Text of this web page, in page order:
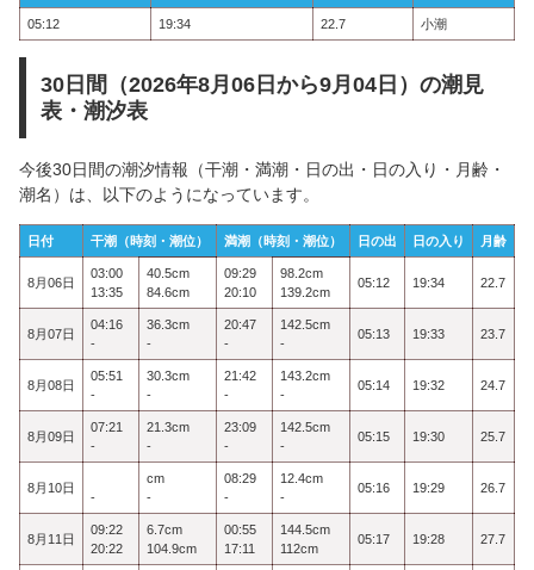
05:12 19:34 22.7 小潮
30日間（2026年8月06日から9月04日）の潮見
表・潮汐表
今後30日間の潮汐情報（干潮・満潮・日の出・日の入り・月齢・
潮名）は、以下のようになっています。
日付 干潮（時刻・潮位） 満潮（時刻・潮位） 日の出 日の入り 月齢
8月06日
03:00
13:35
40.5cm
84.6cm
09:29
20:10
98.2cm
139.2cm
05:12 19:34 22.7
8月07日
04:16
-
36.3cm
-
20:47
-
142.5cm
-
05:13 19:33 23.7
8月08日
05:51
-
30.3cm
-
21:42
-
143.2cm
-
05:14 19:32 24.7
8月09日
07:21
-
21.3cm
-
23:09
-
142.5cm
-
05:15 19:30 25.7
8月10日
-
cm
-
08:29
-
12.4cm
-
05:16 19:29 26.7
8月11日
09:22
20:22
6.7cm
104.9cm
00:55
17:11
144.5cm
112cm
05:17 19:28 27.7